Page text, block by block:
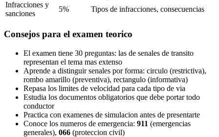
Infracciones y
sanciones
5% Tipos de infracciones, consecuencias
Consejos para el examen teorico
El examen tiene 30 preguntas: las de senales de transito
representan el tema mas extenso
Aprende a distinguir senales por forma: circulo (restrictiva),
rombo amarillo (preventiva), rectangulo (informativa)
Repasa los limites de velocidad para cada tipo de via
Estudia los documentos obligatorios que debe portar todo
conductor
Practica con examenes de simulacion antes de presentarte
Conoce los numeros de emergencia: 911 (emergencias
generales), 066 (proteccion civil)